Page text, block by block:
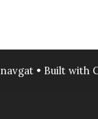
• Built with